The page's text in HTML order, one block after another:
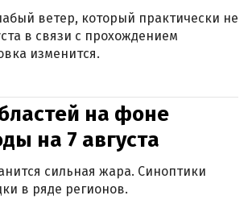
ветер, который практически не
в связи с прохождением
изменится.
на фоне
на 7 августа
сильная жара. Синоптики
в ряде регионов.